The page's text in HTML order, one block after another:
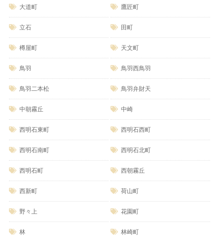
大道町 鷹匠町
立石 田町
樽屋町 天文町
鳥羽 鳥羽西鳥羽
鳥羽二本松 鳥羽弁財天
中朝霧丘 中崎
西明石東町 西明石西町
西明石南町 西明石北町
西明石町 西朝霧丘
西新町 荷山町
野々上 花園町
林 林崎町